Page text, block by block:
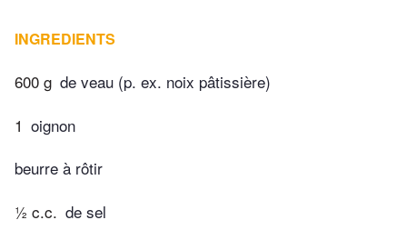
INGREDIENTS
600 g de veau (p. ex. noix pâtissière)
1 oignon
beurre à rôtir
½ c.c. de sel